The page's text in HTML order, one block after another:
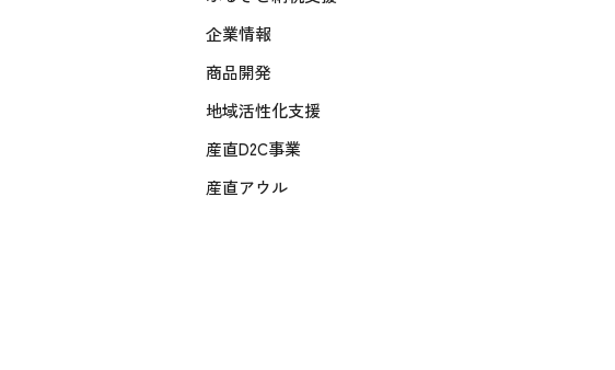
企業情報
商品開発
地域活性化支援
産直D2C事業
産直アウル